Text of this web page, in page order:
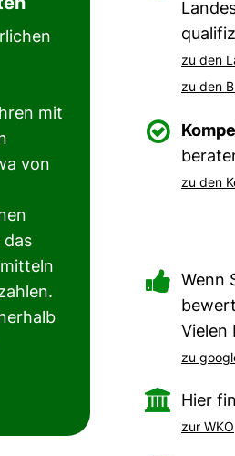
mit
von
das
zu den
zu den

zu den
 Wenn
Vielen
zu
 Hier
zur WKO